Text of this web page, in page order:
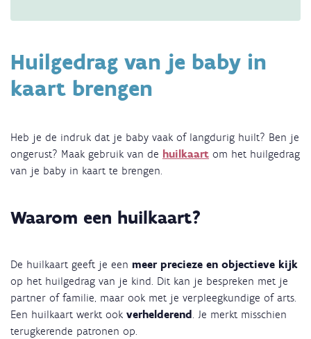
Huilgedrag van je baby in
kaart brengen
Heb je de indruk dat je baby vaak of langdurig huilt? Ben je
ongerust? Maak gebruik van de huilkaart om het huilgedrag
van je baby in kaart te brengen.
Waarom een huilkaart?
De huilkaart geeft je een meer precieze en objectieve kijk
op het huilgedrag van je kind. Dit kan je bespreken met je
partner of familie, maar ook met je verpleegkundige of arts.
Een huilkaart werkt ook verhelderend. Je merkt misschien
terugkerende patronen op.